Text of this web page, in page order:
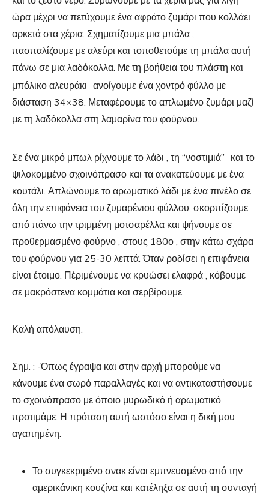
ώρα μέχρι να πετύχουμε ένα αφράτο ζυμάρι που κολλάει
αρκετά στα χέρια. Σχηματίζουμε μια μπάλα ,
πασπαλίζουμε με αλεύρι και τοποθετούμε τη μπάλα αυτή
πάνω σε μια λαδόκολλα. Με τη βοήθεια του πλάστη και
μπόλικο αλευράκι ανοίγουμε ένα χοντρό φύλλο με
διάσταση 34×38. Μεταφέρουμε το απλωμένο ζυμάρι μαζί
με τη λαδόκολλα στη λαμαρίνα του φούρνου.
Σε ένα μικρό μπωλ ρίχνουμε το λάδι , τη “νοστιμιά” και το
ψιλοκομμένο σχοινόπρασο και τα ανακατεύουμε με ένα
κουτάλι. Απλώνουμε το αρωματικό λάδι με ένα πινέλο σε
όλη την επιφάνεια του ζυμαρένιου φύλλου, σκορπίζουμε
από πάνω την τριμμένη μοτσαρέλλα και ψήνουμε σε
προθερμασμένο φούρνο , στους 180ο , στην κάτω σχάρα
του φούρνου για 25-30 λεπτά. Όταν ροδίσει η επιφάνεια
είναι έτοιμο. Πέριμένουμε να κρυώσει ελαφρά , κόβουμε
σε μακρόστενα κομμάτια και σερβίρουμε.
Καλή απόλαυση.
Σημ. : -Όπως έγραψα και στην αρχή μπορούμε να
κάνουμε ένα σωρό παραλλαγές και να αντικαταστήσουμε
το σχοινόπρασο με όποιο μυρωδικό ή αρωματικό
προτιμάμε. Η πρόταση αυτή ωστόσο είναι η δική μου
αγαπημένη.
Το συγκεκριμένο σνακ είναι εμπνευσμένο από την
αμερικάνικη κουζίνα και κατέληξα σε αυτή τη συνταγή